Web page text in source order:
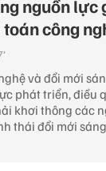
nguồn lực
công
và đổi mới
phát triển, điều
khơi thông các
thái đổi mới